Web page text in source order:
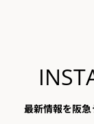
最新情報を阪